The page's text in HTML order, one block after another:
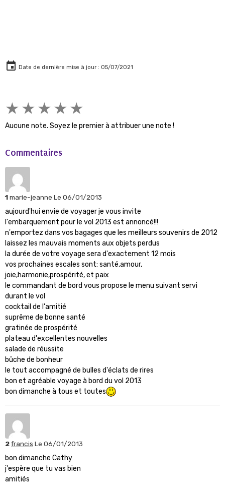
Date de dernière mise à jour : 05/07/2021
★ ★ ★ ★ ★
Aucune note. Soyez le premier à attribuer une note !
Commentaires
1marie-jeanne Le 06/01/2013
aujourd'hui envie de voyager je vous invite
l'embarquement pour le vol 2013 est annoncé!!!
n'emportez dans vos bagages que les meilleurs souvenirs de 2012
laissez les mauvais moments aux objets perdus
la durée de votre voyage sera d'exactement 12 mois
vos prochaines escales sont: santé,amour,
joie,harmonie,prospérité, et paix
le commandant de bord vous propose le menu suivant servi
durant le vol
cocktail de l'amitié
suprême de bonne santé
gratinée de prospérité
plateau d'excellentes nouvelles
salade de réussite
bûche de bonheur
le tout accompagné de bulles d'éclats de rires
bon et agréable voyage à bord du vol 2013
bon dimanche à tous et toutes
2francis Le 06/01/2013
bon dimanche Cathy
j'espère que tu vas bien
amitiés